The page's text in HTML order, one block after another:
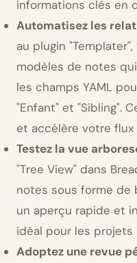
informations clés en
Automatisez les
au plugin Templater ,
modèles de notes
les champs YAML
Enfant et Sibling .
et accélère votre
Testez la vue
Tree View dans
notes sous forme de
un aperçu rapide et
idéal pour les projets
Adoptez une revue